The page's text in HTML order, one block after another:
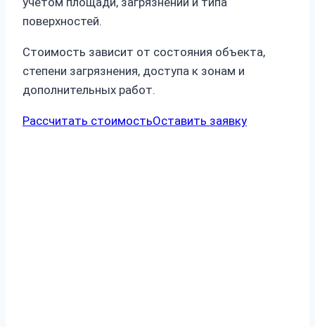
поверхностей.
Стоимость зависит от состояния объекта,
степени загрязнения, доступа к зонам и
дополнительных работ.
Рассчитать стоимостьОставить заявку